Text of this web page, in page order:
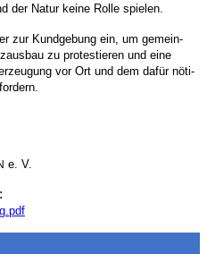
der Natur kei­ne Rol­le spielen.
zur Kund­ge­bung ein, um gemein­
zu pro­tes­tie­ren und eine
vor Ort und dem dafür nöti­
e. V.